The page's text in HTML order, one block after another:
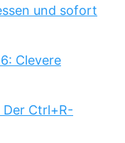
und sofort
Clevere
Ctrl+R-